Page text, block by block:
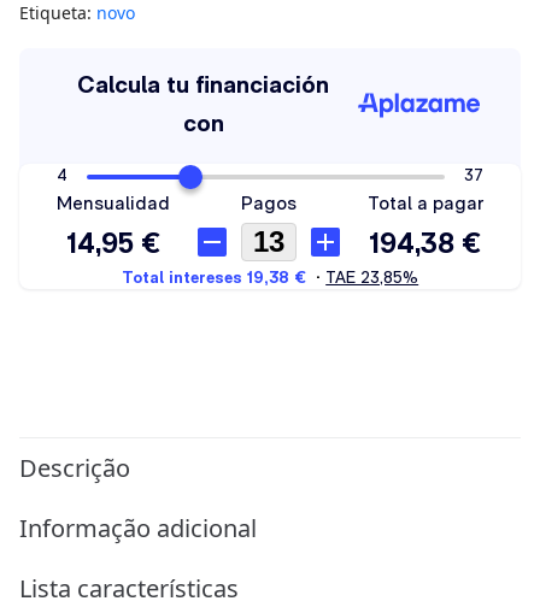
Etiqueta: novo
Descrição
Informação adicional
Lista características